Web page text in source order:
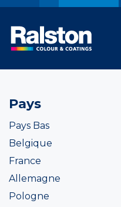
Pays
Pays Bas
Belgique
France
Allemagne
Pologne